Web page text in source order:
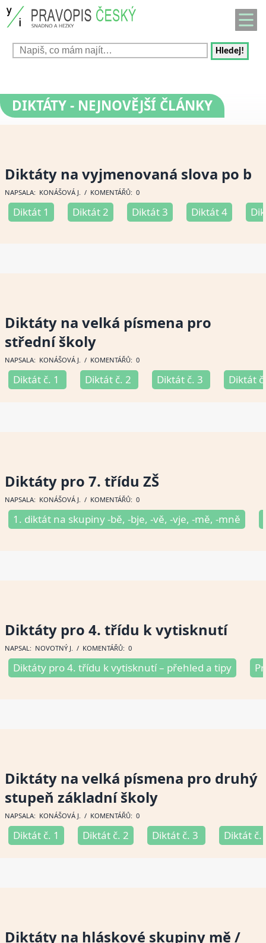
Hledej!
DIKTÁTY- NEJNOVĚJŠÍ ČLÁNKY
Diktáty na vyjmenovaná slova po b
NAPSALA: KONÁŠOVÁ J. / KOMENTÁŘŮ: 0
Diktát 1 Diktát 2 Diktát 3 Diktát 4
Diktáty na velká písmena pro
střední školy
NAPSALA: KONÁŠOVÁ J. / KOMENTÁŘŮ: 0
Diktát č. 1 Diktát č. 2 Diktát č. 3 Diktát
Diktáty pro 7. třídu ZŠ
NAPSALA: KONÁŠOVÁ J. / KOMENTÁŘŮ: 0
1. diktát na skupiny -bě, -bje, -vě, -vje, -mě, -mně
Diktáty pro 4. třídu k vytisknutí
NAPSAL: NOVOTNÝ J. / KOMENTÁŘŮ: 0
Diktáty pro 4. třídu k vytisknutí – přehled a tipy
Diktáty na velká písmena pro druhý
stupeň základní školy
NAPSALA: KONÁŠOVÁ J. / KOMENTÁŘŮ: 0
Diktát č. 1 Diktát č. 2 Diktát č. 3 Diktát č.
Diktáty na hláskové skupiny mě /